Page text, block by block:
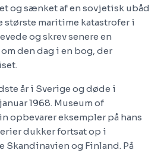
og sænket af en sovjetisk ubåd
største maritime katastrofer i
og skrev senere en
den dag i en bog, der
år i Sverige og døde i
1968. Museum of
opbevarer eksempler på hans
dukker fortsat op i
Skandinavien og Finland. På